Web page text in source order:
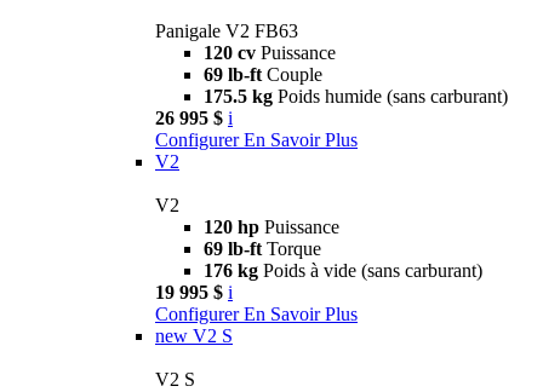
Panigale V2 FB63
120 cv Puissance
69 lb-ft Couple
175.5 kg Poids humide (sans carburant)
26 995 $ i
Configurer En Savoir Plus
V2
V2
120 hp Puissance
69 lb-ft Torque
176 kg Poids à vide (sans carburant)
19 995 $ i
Configurer En Savoir Plus
new V2 S
V2 S